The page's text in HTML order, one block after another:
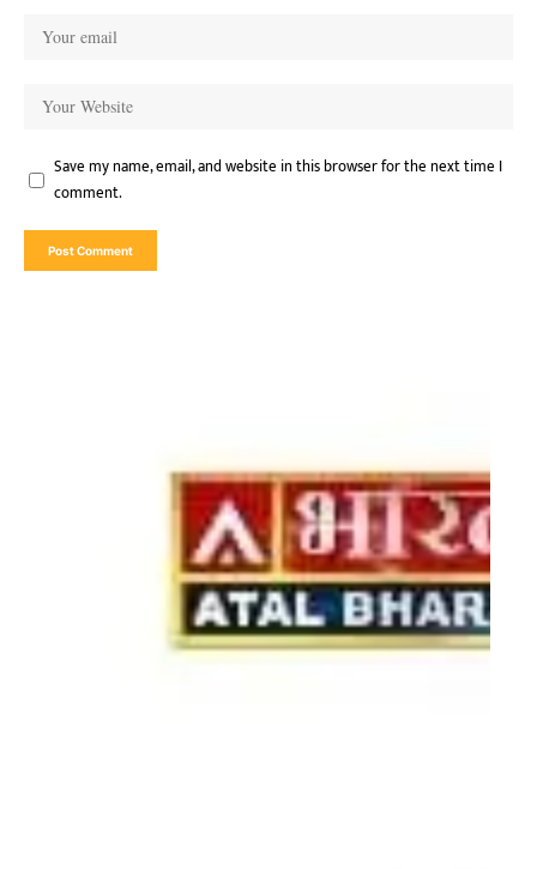
Save my name, email, and website in this browser for the next time I
comment.